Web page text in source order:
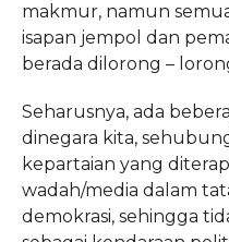
makmur, namun
isapan jempol dan
berada dilorong –
Seharusnya, ada
dinegara kita,
kepartaian yang
wadah/media dalam
demokrasi, sehingga